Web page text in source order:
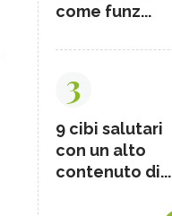
come funz...
3
9 cibi salutari
con un alto
contenuto di...